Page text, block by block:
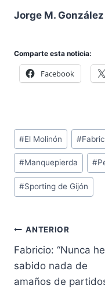
Jorge M. González
Comparte esta noticia:
Facebook
Etiquetas
de
la
entrada:
#El Molinón #
#Manquepierda #
#Sporting de Gijón
de
entradas
ANTERIOR
Fabricio: “Nunca he
sabido nada de
amaños de